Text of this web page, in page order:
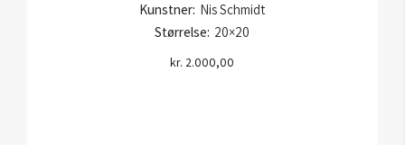
Kunstner: Nis Schmidt
Størrelse: 20×20
kr. 2.000,00